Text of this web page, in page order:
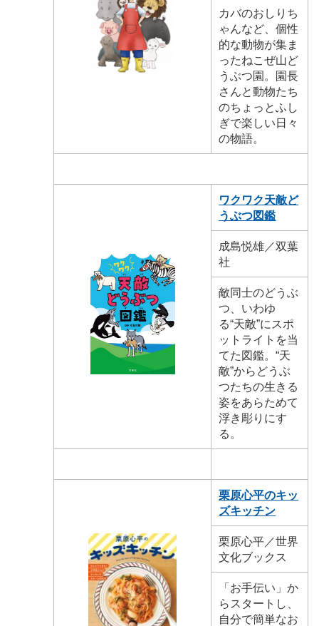
カバのおしりち
ゃんなど、個性
的な動物が集ま
ったねこぜ山ど
うぶつ園。園長
さんと動物たち
のちょっとふし
ぎで楽しい日々
の物語。
ワクワク天敵ど
うぶつ図鑑
成島悦雄／双葉
社
敵同士のどうぶ
つ、いわゆ
る“天敵”にスポ
ットライトを当
てた図鑑。“天
敵”からどうぶ
つたちの生きる
姿をあらためて
浮き彫りにす
る。
栗原心平のキッ
ズキッチン
栗原心平／世界
文化ブックス
「お手伝い」か
らスタートし、
自分で簡単なお